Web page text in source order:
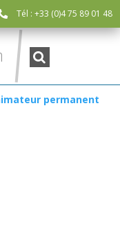
Tél : +33 (0)4 75 89 01 48
Recherche
:
permanent